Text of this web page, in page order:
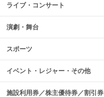
ライブ・コンサート
演劇・舞台
スポーツ
イベント・レジャー・その他
施設利用券／株主優待券／割引券